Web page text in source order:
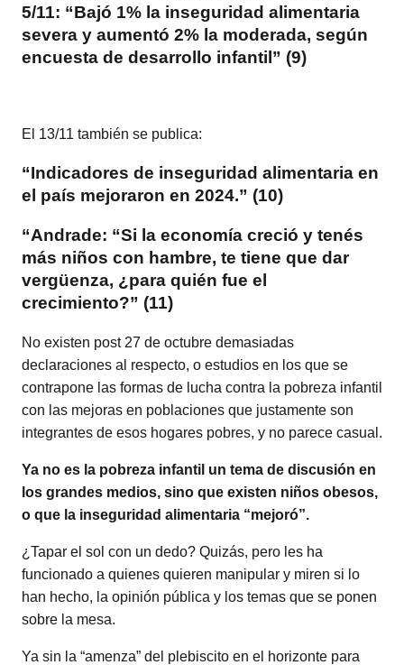
5/11: “Bajó 1% la inseguridad alimentaria
severa y aumentó 2% la moderada, según
encuesta de desarrollo infantil” (9)
El 13/11 también se publica:
“Indicadores de inseguridad alimentaria en
el país mejoraron en 2024.” (10)
“Andrade: “Si la economía creció y tenés
más niños con hambre, te tiene que dar
vergüenza, ¿para quién fue el
crecimiento?” (11)
No existen post 27 de octubre demasiadas
declaraciones al respecto, o estudios en los que se
contrapone las formas de lucha contra la pobreza infantil
con las mejoras en poblaciones que justamente son
integrantes de esos hogares pobres, y no parece casual.
Ya no es la pobreza infantil un tema de discusión en
los grandes medios, sino que existen niños obesos,
o que la inseguridad alimentaria “mejoró”.
¿Tapar el sol con un dedo? Quizás, pero les ha
funcionado a quienes quieren manipular y miren si lo
han hecho, la opinión pública y los temas que se ponen
sobre la mesa.
Ya sin la “amenza” del plebiscito en el horizonte para